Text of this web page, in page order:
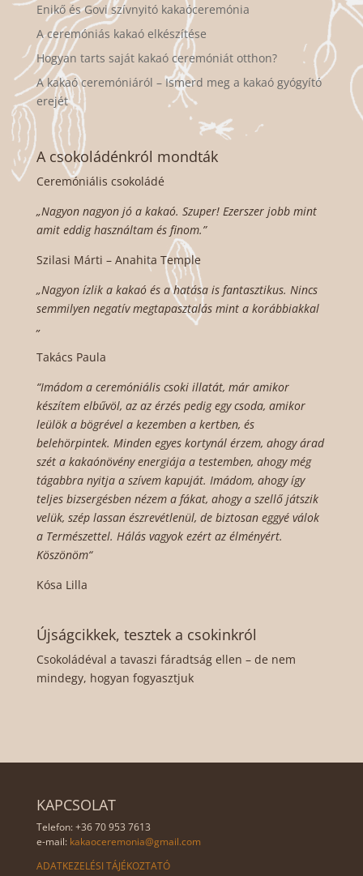
Enikő és Govi szívnyitó kakaóceremónia
A ceremóniás kakaó elkészítése
Hogyan tarts saját kakaó ceremóniát otthon?
A kakaó ceremóniáról – Ismerd meg a kakaó gyógyító
erejét
A csokoládénkról mondták
Ceremóniális csokoládé
„Nagyon nagyon jó a kakaó. Szuper! Ezerszer jobb mint
amit eddig használtam és finom.”
Szilasi Márti – Anahita Temple
„Nagyon ízlik a kakaó és a hatása is fantasztikus. Nincs
semmilyen negatív megtapasztalás mint a korábbiakkal
„
Takács Paula
“Imádom a ceremóniális csoki illatát, már amikor
készítem elbűvöl, az az érzés pedig egy csoda, amikor
leülök a bögrével a kezemben a kertben, és
belehörpintek. Minden egyes kortynál érzem, ahogy árad
szét a kakaónövény energiája a testemben, ahogy még
tágabbra nyitja a szívem kapuját. Imádom, ahogy így
teljes bizsergésben nézem a fákat, ahogy a szellő játszik
velük, szép lassan észrevétlenül, de biztosan eggyé válok
a Természettel. Hálás vagyok ezért az élményért.
Köszönöm“
Kósa Lilla
Újságcikkek, tesztek a csokinkról
Csokoládéval a tavaszi fáradtság ellen – de nem
mindegy, hogyan fogyasztjuk
KAPCSOLAT
Telefon: +36 70 953 7613
e-mail: kakaoceremonia@gmail.com
ADATKEZELÉSI TÁJÉKOZTATÓ